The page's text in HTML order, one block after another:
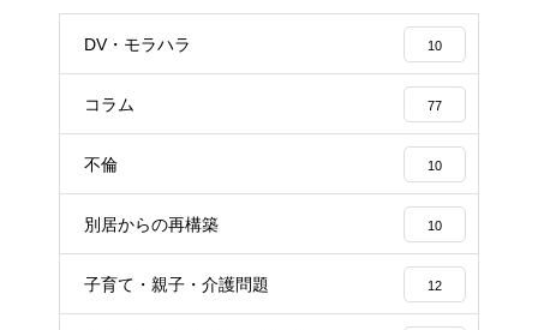
DV・モラハラ 10
コラム 77
不倫 10
別居からの再構築 10
子育て・親子・介護問題 12